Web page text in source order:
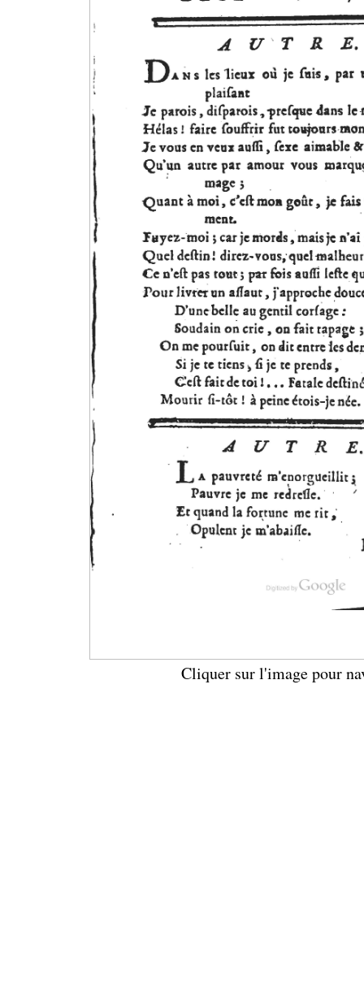
Cliquer sur l'image pour